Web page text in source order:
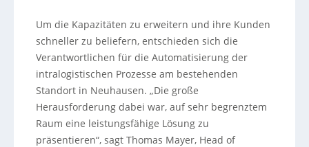
Um die Kapazitäten zu erweitern und ihre Kunden
schneller zu beliefern, entschieden sich die
Verantwortlichen für die Automatisierung der
intralogistischen Prozesse am bestehenden
Standort in Neuhausen. „Die große
Herausforderung dabei war, auf sehr begrenztem
Raum eine leistungsfähige Lösung zu
präsentieren“, sagt Thomas Mayer, Head of